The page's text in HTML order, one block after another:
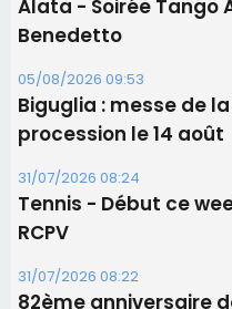
Les brèves
06/08/2026 15:57
Ucciani – Marché
11 août
06/08/2026 15:25
Corte – L’association
projection sous les
06/08/2026 15:04
Alata - Soirée Tango
Benedetto